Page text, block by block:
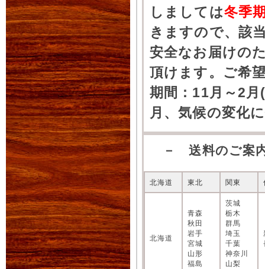
しましては冬季
きますので、該
安全なお届けの
頂けます。ご希
期間：11月～2
月、気候の変化
－ 送料のご案
北海道 東北 関東
北海道
青森
秋田
岩手
宮城
山形
福島
茨城
栃木
群馬
埼玉
千葉
神奈川
山梨